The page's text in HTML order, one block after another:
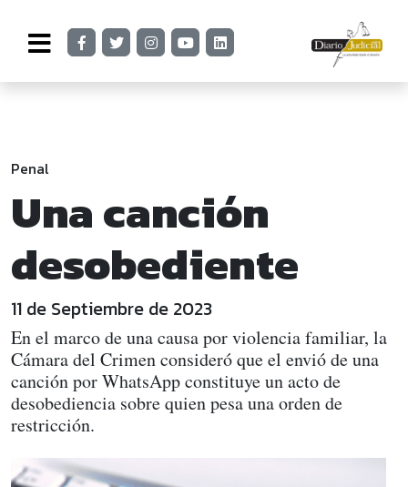
Penal
Una canción
desobediente
11 de Septiembre de 2023
En el marco de una causa por violencia familiar, la
Cámara del Crimen consideró que el envió de una
canción por WhatsApp constituye un acto de
desobediencia sobre quien pesa una orden de
restricción.